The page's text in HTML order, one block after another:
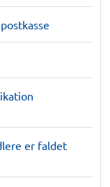
er faldet